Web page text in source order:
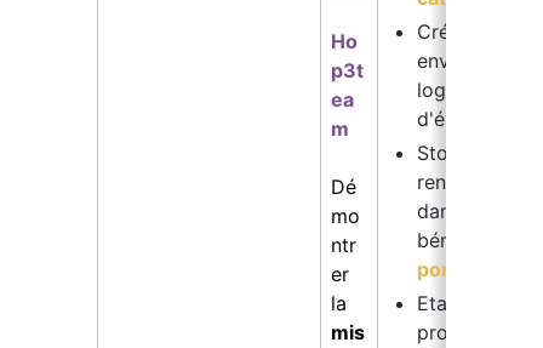
Ho
p3t
ea
m
Dé
mo
ntr
er
la
mis
Créez ou
envoyez
logiciel vos
d'évaluation
Stockez vos
rendus
dans la
bénéficiaire
portefeuille
Etablissez
procédure